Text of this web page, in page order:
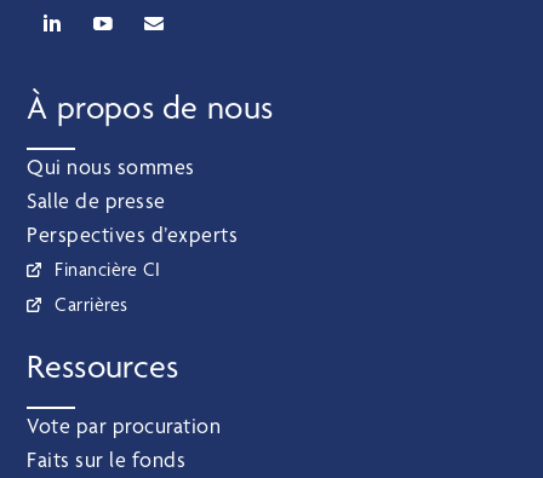
À propos de nous
Qui nous sommes
Salle de presse
Perspectives d’experts
Financière CI
Carrières
Ressources
Vote par procuration
Faits sur le fonds